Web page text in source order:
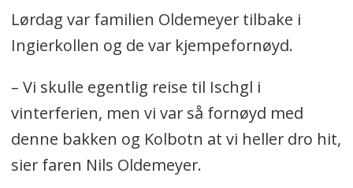
Lørdag var familien Oldemeyer tilbake i
Ingierkollen og de var kjempefornøyd.
– Vi skulle egentlig reise til Ischgl i
vinterferien, men vi var så fornøyd med
denne bakken og Kolbotn at vi heller dro hit,
sier faren Nils Oldemeyer.